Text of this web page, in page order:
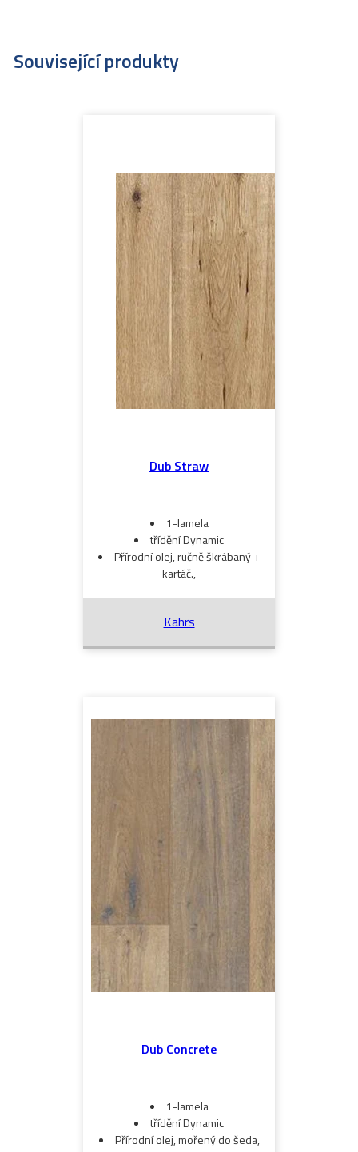
Související produkty
Dub Straw
1-lamela
třídění Dynamic
Přírodní olej, ručně škrábaný +
kartáč.,
Kährs
Dub Concrete
1-lamela
třídění Dynamic
Přírodní olej, mořený do šeda,